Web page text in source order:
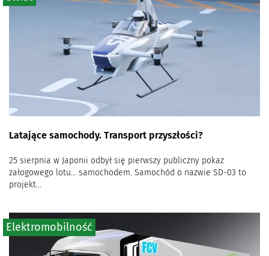
Latające samochody. Transport przyszłości?
25 sierpnia w Japonii odbył się pierwszy publiczny pokaz
załogowego lotu… samochodem. Samochód o nazwie SD-03 to
projekt...
Elektromobilność